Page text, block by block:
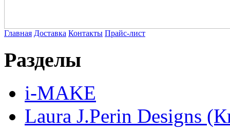
Главная Доставка Контакты Прайс-лист
Разделы
i-MAKE
Laura J.Perin Designs